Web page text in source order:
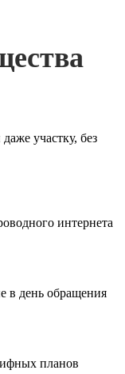
участку, без
интернета
в день обращения
планов